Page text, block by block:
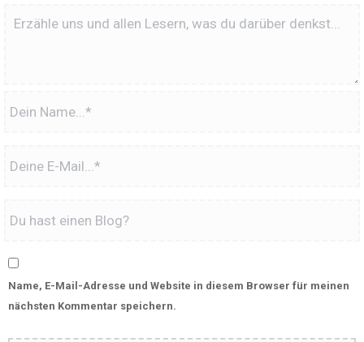
Name, E-Mail-Adresse und Website in diesem Browser für meinen
nächsten Kommentar speichern.